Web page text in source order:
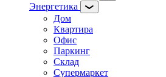
Энергетика
Дом
Квартира
Офис
Паркинг
Склад
Супермаркет